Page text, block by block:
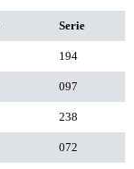
Serie
194
097
238
072